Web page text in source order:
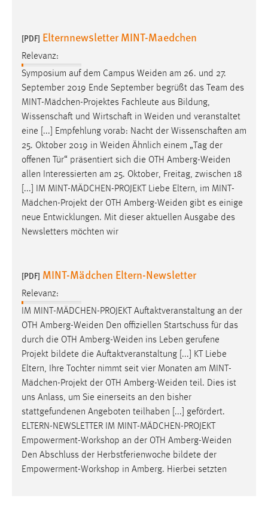
[PDF] Elternnewsletter MINT-Maedchen
Relevanz:
Symposium auf dem Campus Weiden am 26. und 27.
September 2019 Ende September begrüßt das Team des
MINT-Mädchen-Projektes Fachleute aus Bildung,
Wissenschaft und Wirtschaft in Weiden und veranstaltet
eine [...] Empfehlung vorab: Nacht der Wissenschaften am
25. Oktober 2019 in Weiden Ähnlich einem „Tag der
offenen Tür“ präsentiert sich die OTH Amberg-Weiden
allen Interessierten am 25. Oktober, Freitag, zwischen 18
[...] IM MINT-MÄDCHEN-PROJEKT Liebe Eltern, im MINT-
Mädchen-Projekt der OTH Amberg-Weiden gibt es einige
neue Entwicklungen. Mit dieser aktuellen Ausgabe des
Newsletters möchten wir
[PDF] MINT-Mädchen Eltern-Newsletter
Relevanz:
IM MINT-MÄDCHEN-PROJEKT Auftaktveranstaltung an der
OTH Amberg-Weiden Den offiziellen Startschuss für das
durch die OTH Amberg-Weiden ins Leben gerufene
Projekt bildete die Auftaktveranstaltung [...] KT Liebe
Eltern, Ihre Tochter nimmt seit vier Monaten am MINT-
Mädchen-Projekt der OTH Amberg-Weiden teil. Dies ist
uns Anlass, um Sie einerseits an den bisher
stattgefundenen Angeboten teilhaben [...] gefördert.
ELTERN-NEWSLETTER IM MINT-MÄDCHEN-PROJEKT
Empowerment-Workshop an der OTH Amberg-Weiden
Den Abschluss der Herbstferienwoche bildete der
Empowerment-Workshop in Amberg. Hierbei setzten